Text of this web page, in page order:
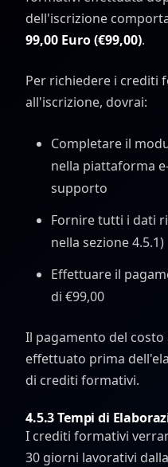
dell'iscrizione
99,00 Euro (€99,00).
Per richiedere i crediti
all'iscrizione, dovrai:
Completare il
nella piattaforma
supporto
Fornire tutti i dati
nella sezione 4.5.1)
Effettuare il
di €99,00
Il pagamento del
effettuato prima
di crediti formativi.
4.5.3 Tempi di
I crediti formativi
30 giorni lavorativi